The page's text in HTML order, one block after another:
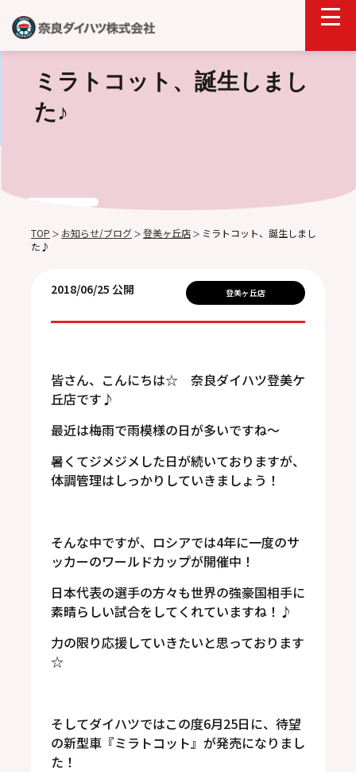
ミラトコット、誕生しまし
た♪
TOP ＞ お知らせ/ブログ ＞ 登美ヶ丘店 ＞ ミラトコット、誕生しまし
た♪
2018/06/25 公開 登美ヶ丘店
皆さん、こんにちは☆ 奈良ダイハツ登美ケ
丘店です♪
最近は梅雨で雨模様の日が多いですね～
暑くてジメジメした日が続いておりますが、
体調管理はしっかりしていきましょう！
そんな中ですが、ロシアでは4年に一度のサ
ッカーのワールドカップが開催中！
日本代表の選手の方々も世界の強豪国相手に
素晴らしい試合をしてくれていますね！♪
力の限り応援していきたいと思っております
☆
そしてダイハツではこの度6月25日に、待望
の新型車『ミラトコット』が発売になりまし
た！